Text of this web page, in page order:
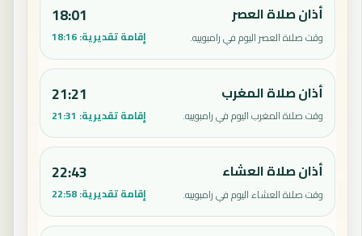
أذان صلاة العصر
وقت صلاة العصر اليوم في رامبوييه.
18:01
إقامة تقديرية:18:16
أذان صلاة المغرب
وقت صلاة المغرب اليوم في رامبوييه.
21:21
إقامة تقديرية: 21:31
أذان صلاة العشاء
وقت صلاة العشاء اليوم في رامبوييه.
22:43
إقامة تقديرية:22:58